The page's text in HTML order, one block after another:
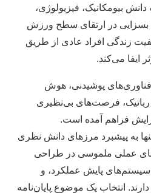
بیومکانیک، فیزیولوژی،
در ارتقای سطح ورزش
زندگی افراد عادی از طریق
ایفا می‌کند.
پوشیدنی، هوش
فرصت‌های بی‌نظیری
فراهم آمده است.
به پیشبرد مرزهای دانش نظری
عملی ملموسی در طراحی
پایش عملکرد، و
انتخاب یک موضوع پایان‌نامه